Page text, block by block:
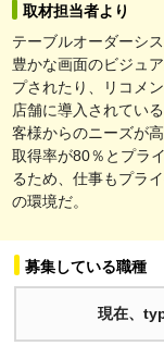
取材担当者より
テーブルオーダーシ
豊かな画面のビジュ
プされたり、リコメ
店舗に導入されてい
客様からのニーズが
取得率が80％とプラ
るため、仕事もプラ
の環境だ。
募集している職種
現在、